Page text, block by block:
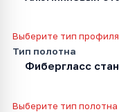
Выберите тип профиля
Тип полотна
Выберите тип полотна